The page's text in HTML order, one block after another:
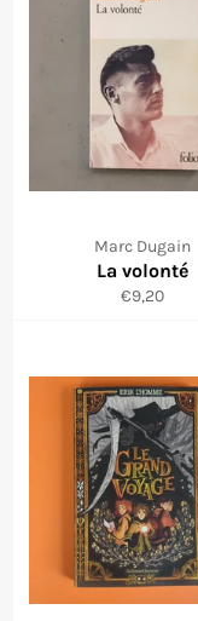
Marc Dugain
La volonté
Prix
€9,20